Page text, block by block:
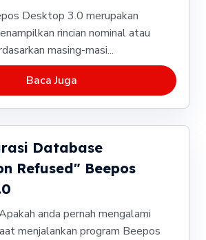
Desktop 3.0 merupakan
rincian nominal atau
masing-masi...
Baca Juga
Database
Refused" Beepos
anda pernah mengalami
menjalankan program Beepos